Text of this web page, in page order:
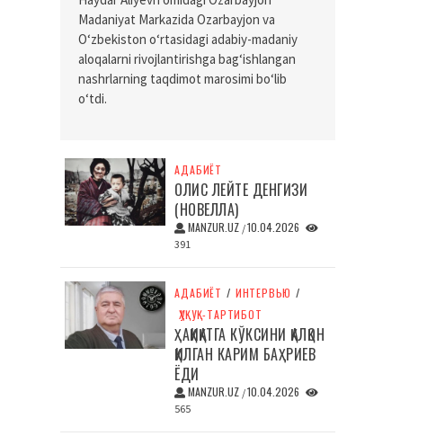
Madaniyat Markazida Ozarbayjon va
O‘zbekiston o‘rtasidagi adabiy-madaniy
aloqalarni rivojlantirishga bag‘ishlangan
nashrlarning taqdimot marosimi bo‘lib
o‘tdi.
АДАБИЁТ
ОЛИС ЛЕЙТЕ ДЕНГИЗИ
(НОВЕЛЛА)
MANZUR.UZ /10.04.2026
391
АДАБИЁТ / ИНТЕРВЬЮ /
ҲУҚУҚ-ТАРТИБОТ
ҲАҚИҚАТГА КЎКСИНИ ҚАЛҚОН
ҚИЛГАН КАРИМ БАҲРИЕВ
ЁДИ
MANZUR.UZ /10.04.2026
565